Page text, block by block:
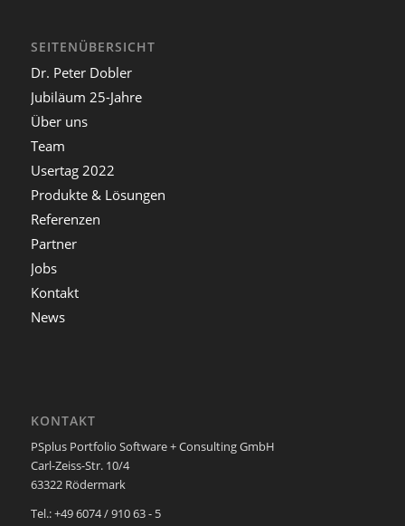
SEITENÜBERSICHT
Dr. Peter Dobler
Jubiläum 25-Jahre
Über uns
Team
Usertag 2022
Produkte & Lösungen
Referenzen
Partner
Jobs
Kontakt
News
KONTAKT
PSplus Portfolio Software + Consulting GmbH
Carl-Zeiss-Str. 10/4
63322 Rödermark
Tel.: +49 6074 / 910 63 - 5